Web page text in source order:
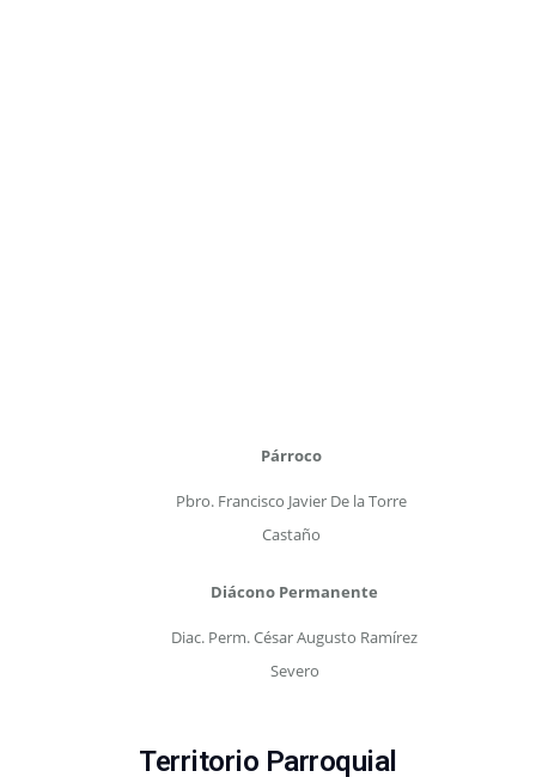
Párroco
Pbro. Francisco Javier De la Torre
Castaño
Diácono Permanente
Diac. Perm. César Augusto Ramírez
Severo
Territorio Parroquial